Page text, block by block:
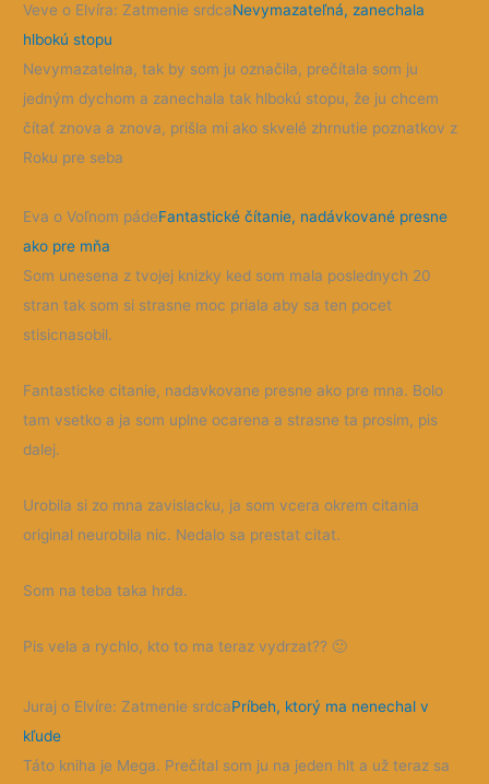
Veve o Elvíra: Zatmenie srdcaNevymazateľná, zanechala
hlbokú stopu
Nevymazatelna, tak by som ju označila, prečítala som ju
jedným dychom a zanechala tak hlbokú stopu, že ju chcem
čítať znova a znova, prišla mi ako skvelé zhrnutie poznatkov z
Roku pre seba
Eva o Voľnom pádeFantastické čítanie, nadávkované presne
ako pre mňa
Som unesena z tvojej knizky ked som mala poslednych 20
stran tak som si strasne moc priala aby sa ten pocet
stisicnasobil.
Fantasticke citanie, nadavkovane presne ako pre mna. Bolo
tam vsetko a ja som uplne ocarena a strasne ta prosim, pis
dalej.
Urobila si zo mna zavislacku, ja som vcera okrem citania
original neurobila nic. Nedalo sa prestat citat.
Som na teba taka hrda.
Pis vela a rychlo, kto to ma teraz vydrzat?? 🙂
Juraj o Elvíre: Zatmenie srdcaPríbeh, ktorý ma nenechal v
kľude
Táto kniha je Mega. Prečítal som ju na jeden hlt a už teraz sa